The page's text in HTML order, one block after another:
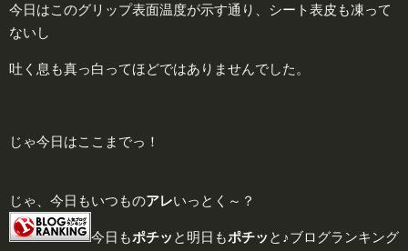
今日はこのグリップ表面温度が示す通り、シート表皮も凍って
ないし
吐く息も真っ白ってほどではありませんでした。
じゃ今日はここまでっ！
じゃ、今日もいつものアレいっとく～？
今日もポチッ と明日もポチッ と♪ブログランキング